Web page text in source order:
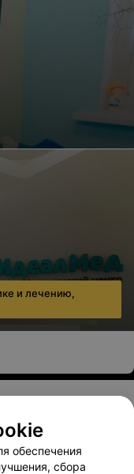
и лечению,
рекламы
договор
обеспечения
сбора